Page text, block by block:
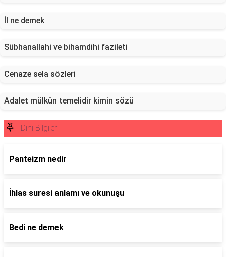
İl ne demek
Sübhanallahi ve bihamdihi fazileti
Cenaze sela sözleri
Adalet mülkün temelidir kimin sözü
Dini Bilgiler
Panteizm nedir
İhlas suresi anlamı ve okunuşu
Bedi ne demek